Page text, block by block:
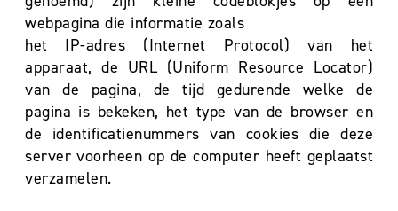
webpagina die informatie zoals
het IP-adres (Internet Protocol) van het
apparaat, de URL (Uniform Resource Locator)
van de pagina, de tijd gedurende welke de
pagina is bekeken, het type van de browser en
de identificatienummers van cookies die deze
server voorheen op de computer heeft geplaatst
verzamelen.